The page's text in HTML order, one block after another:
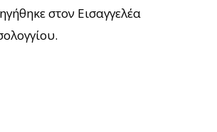
στον Εισαγγελέα